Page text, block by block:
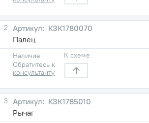
2
КЗК1780070
Палец
Наличие
Обратитесь к
консультанту
К схеме
3
КЗК1785010
Рычаг